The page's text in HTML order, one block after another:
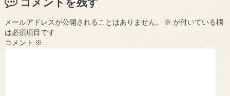
メールアドレスが公開されることはありません。 ※ が付いている欄
は必須項目です
コメント ※